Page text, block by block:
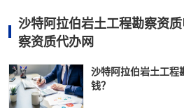
沙特阿拉伯岩土工程勘察资
察资质代办网
沙特阿拉伯岩土工程
钱？